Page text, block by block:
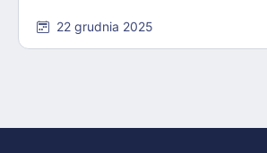
22 grudnia 2025